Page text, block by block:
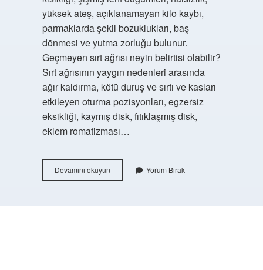
yüksek ateş, açıklanamayan kilo kaybı,
parmaklarda şekil bozuklukları, baş
dönmesi ve yutma zorluğu bulunur.
Geçmeyen sırt ağrısı neyin belirtisi olabilir?
Sırt ağrısının yaygın nedenleri arasında
ağır kaldırma, kötü duruş ve sırtı ve kasları
etkileyen oturma pozisyonları, egzersiz
eksikliği, kaymış disk, fıtıklaşmış disk,
eklem romatizması…
Devamını okuyunAkciğer
Kanseri
Yorum Bırak